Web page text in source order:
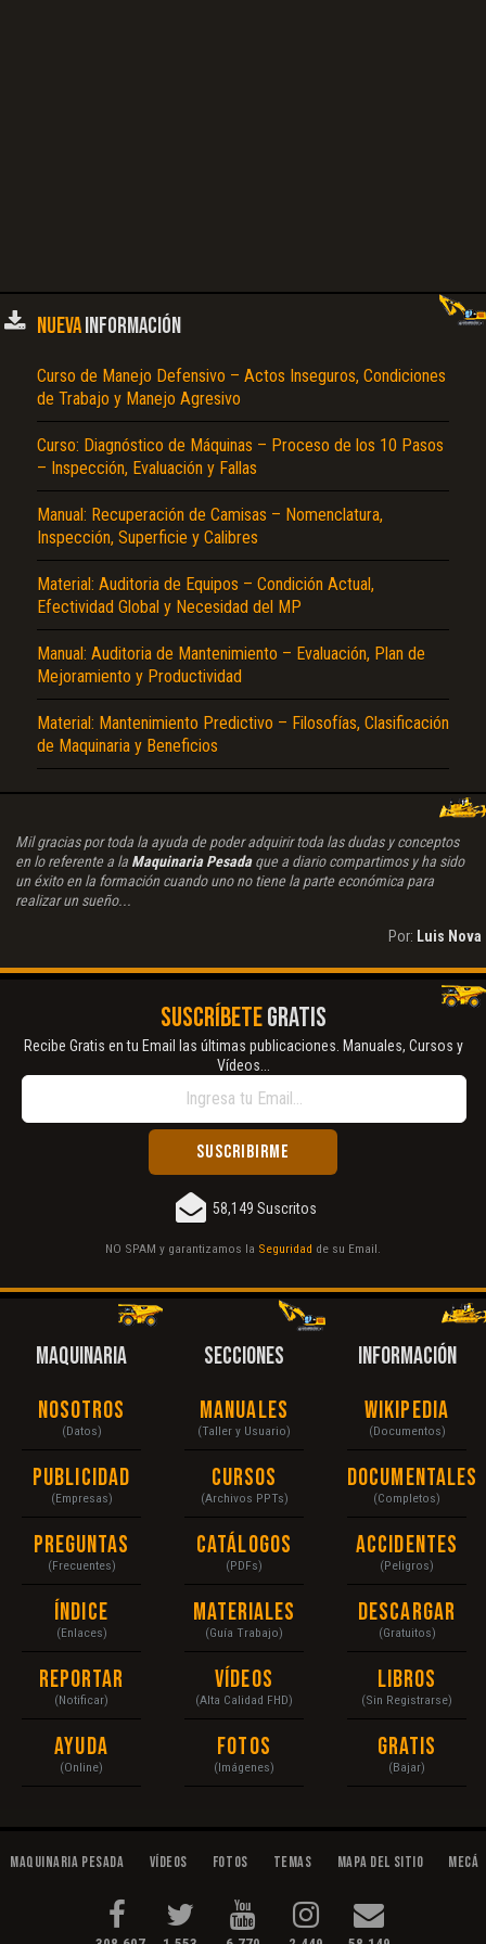
NUEVAINFORMACIÓN
Curso de Manejo Defensivo – Actos Inseguros, Condiciones
de Trabajo y Manejo Agresivo
Curso: Diagnóstico de Máquinas – Proceso de los 10 Pasos
– Inspección, Evaluación y Fallas
Manual: Recuperación de Camisas – Nomenclatura,
Inspección, Superficie y Calibres
Material: Auditoria de Equipos – Condición Actual,
Efectividad Global y Necesidad del MP
Manual: Auditoria de Mantenimiento – Evaluación, Plan de
Mejoramiento y Productividad
Material: Mantenimiento Predictivo – Filosofías, Clasificación
de Maquinaria y Beneficios
Mil gracias por toda la ayuda de poder adquirir toda las dudas y conceptos
en lo referente a la Maquinaria Pesadaque a diario compartimos y ha sido
un éxito en la formación cuando uno no tiene la parte económica para
realizar un sueño...
Por: Luis Nova
SUSCRÍBETEGRATIS
Recibe Gratis en tu Email las últimas publicaciones. Manuales, Cursos y
Vídeos...
58,149 Suscritos
NO SPAM y garantizamos la Seguridad de su Email.
MAQUINARIA
Nosotros
(Datos)
Publicidad
(Empresas)
Preguntas
(Frecuentes)
Índice
(Enlaces)
Reportar
(Notificar)
Ayuda
(Online)
SECCIONES
Manuales
(Taller y Usuario)
Cursos
(Archivos PPTs)
Catálogos
(PDFs)
Materiales
(Guía Trabajo)
Vídeos
(Alta Calidad FHD)
Fotos
(Imágenes)
INFORMACIÓN
Wikipedia
(Documentos)
Documentales
(Completos)
Accidentes
(Peligros)
Descargar
(Gratuitos)
Libros
(Sin Registrarse)
Gratis
(Bajar)
Maquinaria Pesada Vídeos Fotos Temas Mapa del Sitio